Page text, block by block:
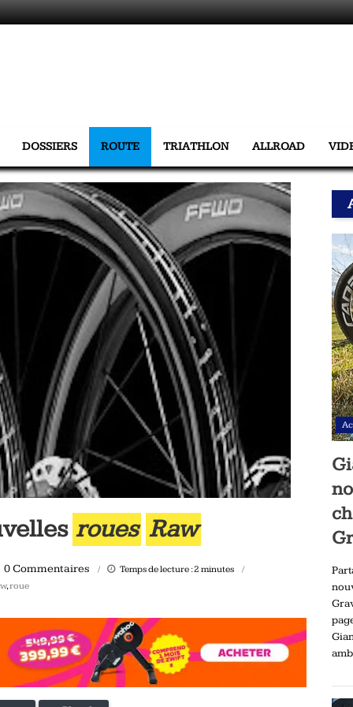
DOSSIERS ROUTE TRIATHLON ALLROAD
roues Raw
0 Commentaires Temps de lecture :2 minutes
,roue